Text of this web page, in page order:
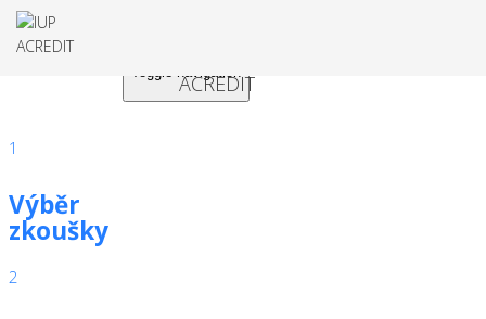
Toggle navigation
1
Výběr
zkoušky
2